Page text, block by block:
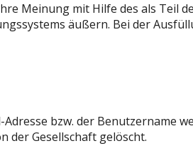
Meinung mit Hilfe des als Teil
äußern. Bei der
bzw. der Benutzername
der Gesellschaft gelöscht.